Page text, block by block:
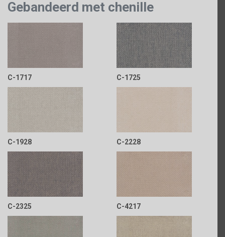
Gebandeerd met chenille
C-1717 C-1725
C-1928 C-2228
C-2325 C-4217